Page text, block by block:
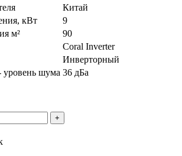
Китай
кВт
9
м²
90
Coral Inverter
Инверторный
уровень шума 36 дБа
+